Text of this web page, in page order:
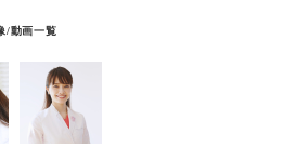
/動画一覧